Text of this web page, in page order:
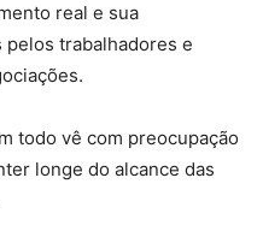
real e sua
trabalhadores e
todo vê com preocupação
longe do alcance das